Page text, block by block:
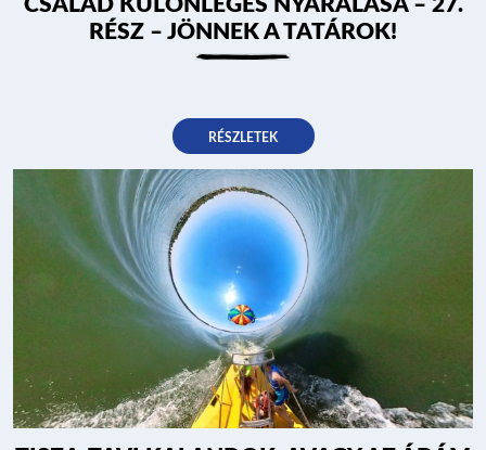
CSALÁD KÜLÖNLEGES NYARALÁSA – 27.
RÉSZ – JÖNNEK A TATÁROK!
RÉSZLETEK